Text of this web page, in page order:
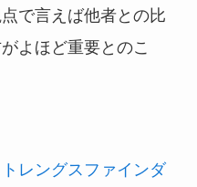
で言えば他者との比
よほど重要とのこ
レングスファインダ